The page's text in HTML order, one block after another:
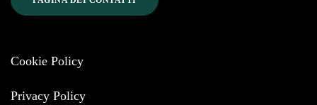
Cookie Policy
Privacy Policy